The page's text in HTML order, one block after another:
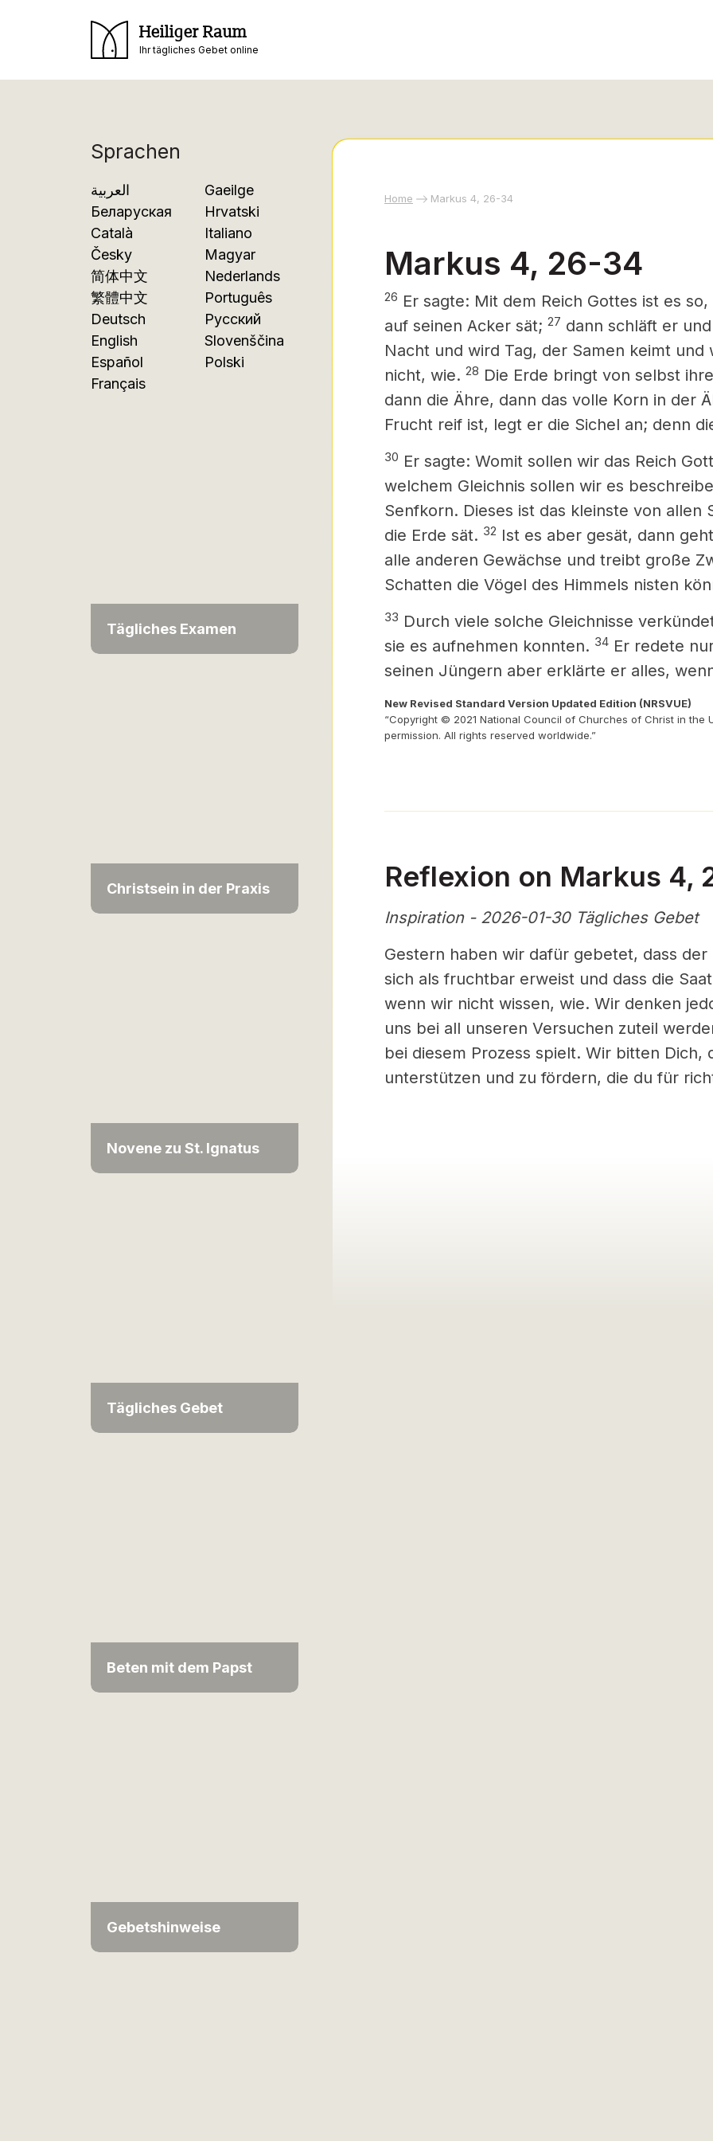
Heiliger Raum
Ihr tägliches Gebet online
Sprachen
العربية
Беларуская
Català
Česky
简体中文
繁體中文
Deutsch
English
Español
Français
Gaeilge
Hrvatski
Italiano
Magyar
Nederlands
Português
Русский
Slovenščina
Polski
Tägliches Examen
Christsein in der Praxis
Novene zu St. Ignatus
Tägliches Gebet
Beten mit dem Papst
Gebetshinweise
Home Markus 4, 26-34
Markus 4, 26-34
26 Er sagte: Mit dem Reich Gottes ist es
auf seinen Acker sät; 27 dann schläft er
Nacht und wird Tag, der Samen keimt
nicht, wie. 28 Die Erde bringt von selbst
dann die Ähre, dann das volle Korn in der
Frucht reif ist, legt er die Sichel an; denn
30 Er sagte: Womit sollen wir das Reich
welchem Gleichnis sollen wir es
Senfkorn. Dieses ist das kleinste von allen
die Erde sät. 32 Ist es aber gesät, dann
alle anderen Gewächse und treibt große
Schatten die Vögel des Himmels nisten
33 Durch viele solche Gleichnisse
sie es aufnehmen konnten. 34 Er redete
seinen Jüngern aber erklärte er alles,
New Revised Standard Version Updated Edition (NRSVUE)
“Copyright © 2021 National Council of Churches of Christ in the
permission. All rights reserved worldwide.”
Reflexion on Markus 4,
Inspiration - 2026-01-30 Tägliches Gebet
Gestern haben wir dafür gebetet, dass
sich als fruchtbar erweist und dass die
wenn wir nicht wissen, wie. Wir denken
uns bei all unseren Versuchen zuteil
bei diesem Prozess spielt. Wir bitten Dich,
unterstützen und zu fördern, die du für